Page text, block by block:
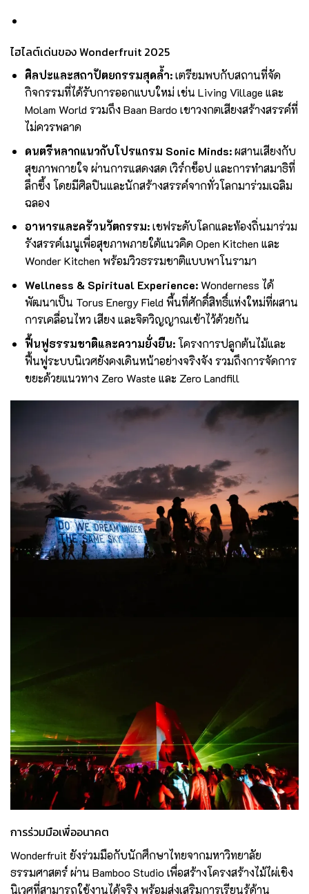
ไฮไลต์เด่นของ Wonderfruit 2025
ศิลปะและสถาปัตยกรรมสุดล้ำ:เตรียมพบกับสถานที่จัด
กิจกรรมที่ได้รับการออกแบบใหม่ เช่น Living Village และ
Molam World รวมถึง Baan Bardo เขาวงกตเสียงสร้างสรรค์ที่
ไม่ควรพลาด
ดนตรีหลากแนวกับโปรแกรม Sonic Minds:ผสานเสียงกับ
สุขภาพกายใจ ผ่านการแสดงสด เวิร์กช็อป และการทำสมาธิที่
ลึกซึ้ง โดยมีศิลปินและนักสร้างสรรค์จากทั่วโลกมาร่วมเฉลิม
ฉลอง
อาหารและครัวนวัตกรรม:เชฟระดับโลกและท้องถิ่นมาร่วม
รังสรรค์เมนูเพื่อสุขภาพภายใต้แนวคิด Open Kitchen และ
Wonder Kitchen พร้อมวิวธรรมชาติแบบพาโนรามา
Wellness & Spiritual Experience:Wonderness ได้
พัฒนาเป็น Torus Energy Field พื้นที่ศักดิ์สิทธิ์แห่งใหม่ที่ผสาน
การเคลื่อนไหว เสียง และจิตวิญญาณเข้าไว้ด้วยกัน
ฟื้นฟูธรรมชาติและความยั่งยืน:โครงการปลูกต้นไม้และ
ฟื้นฟูระบบนิเวศยังคงเดินหน้าอย่างจริงจัง รวมถึงการจัดการ
ขยะด้วยแนวทาง Zero Waste และ Zero Landfill
การร่วมมือเพื่ออนาคต
Wonderfruit ยังร่วมมือกับนักศึกษาไทยจากมหาวิทยาลัย
ธรรมศาสตร์ ผ่าน Bamboo Studio เพื่อสร้างโครงสร้างไม้ไผ่เชิง
นิเวศที่สามารถใช้งานได้จริง พร้อมส่งเสริมการเรียนรู้ด้าน